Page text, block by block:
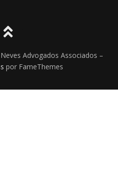
Advogados Associados –
por FameThemes